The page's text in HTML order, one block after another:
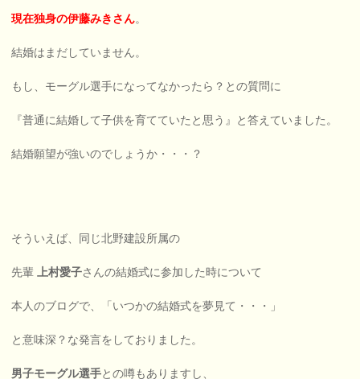
現在独身の伊藤みきさん。
結婚はまだしていません。
もし、モーグル選手になってなかったら？との質問に
『普通に結婚して子供を育てていたと思う』と答えていました。
結婚願望が強いのでしょうか・・・？
そういえば、同じ北野建設所属の
先輩上村愛子さんの結婚式に参加した時について
本人のブログで、「いつかの結婚式を夢見て・・・」
と意味深？な発言をしておりました。
男子モーグル選手との噂もありますし、